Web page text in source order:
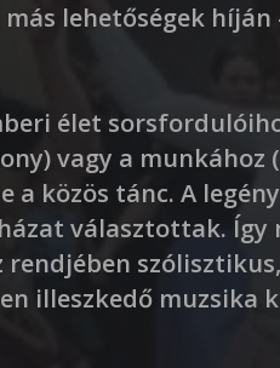
más lehetőségek
élet
vagy a
a közös tánc. A
választottak. Így
rendjében
illeszkedő muzsika